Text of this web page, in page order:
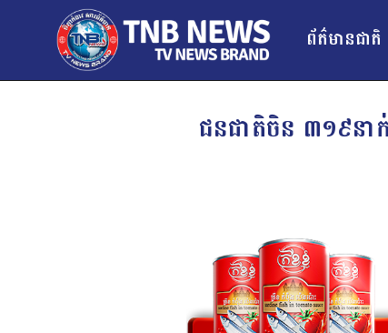
ព័ត៌មានជាតិ
ជនជាតិចិន ៣១៩នាក់